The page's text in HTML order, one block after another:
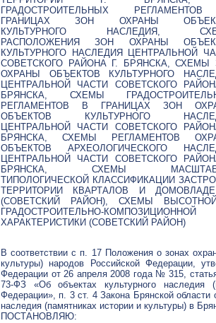
ГРАДОСТРОИТЕЛЬНЫХ
ГРАНИЦАХ ЗОН ОХРАНЫ
КУЛЬТУРНОГО НАСЛЕДИЯ,
РАСПОЛОЖЕНИЯ ЗОН ОХРАНЫ
КУЛЬТУРНОГО НАСЛЕДИЯ ЦЕНТРАЛЬНОЙ
СОВЕТСКОГО РАЙОНА Г. БРЯНСКА, СХЕМЫ
ОХРАНЫ ОБЪЕКТОВ КУЛЬТУРНОГО
ЦЕНТРАЛЬНОЙ ЧАСТИ СОВЕТСКОГО
БРЯНСКА, СХЕМЫ
РЕГЛАМЕНТОВ В ГРАНИЦАХ ЗОН
ОБЪЕКТОВ КУЛЬТУРНОГО
ЦЕНТРАЛЬНОЙ ЧАСТИ СОВЕТСКОГО
БРЯНСКА, СХЕМЫ РЕГЛАМЕНТОВ
ОБЪЕКТОВ АРХЕОЛОГИЧЕСКОГО
ЦЕНТРАЛЬНОЙ ЧАСТИ СОВЕТСКОГО
БРЯНСКА, СХЕМЫ
ТИПОЛОГИЧЕСКОЙ КЛАССИФИКАЦИИ
ТЕРРИТОРИИ КВАРТАЛОВ И
(СОВЕТСКИЙ РАЙОН), СХЕМЫ
ГРАДОСТРОИТЕЛЬНО-КОМПОЗИЦИОННОЙ
ХАРАКТЕРИСТИКИ (СОВЕТСКИЙ РАЙОН)
В соответствии с п. 17 Положения о зонах
культуры) народов Российской Федерации,
Федерации от 26 апреля 2008 года № 315,
73-ФЗ «Об объектах культурного наследия
Федерации», п. 3 ст. 4 Закона Брянской
наследия (памятниках истории и культуры) в
ПОСТАНОВЛЯЮ: